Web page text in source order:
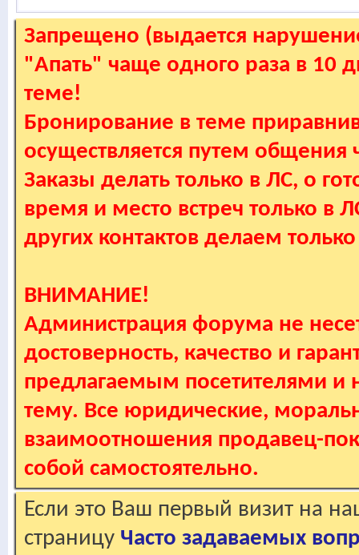
Запрещено (выдается
"Апать" чаще одного раза в 10
теме!
Бронирование в теме
осуществляется путем
Заказы делать только в ЛС, о
время и место встреч только в
других контактов делаем
ВНИМАНИЕ!
Администрация форума не
достоверность, качество и
предлагаемым посетителями и
тему. Все юридические,
взаимоотношения продавец-
собой самостоятельно.
Если это Ваш первый визит на
страницу Часто задаваемых